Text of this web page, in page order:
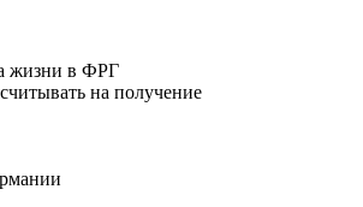
жизни в ФРГ
на получение